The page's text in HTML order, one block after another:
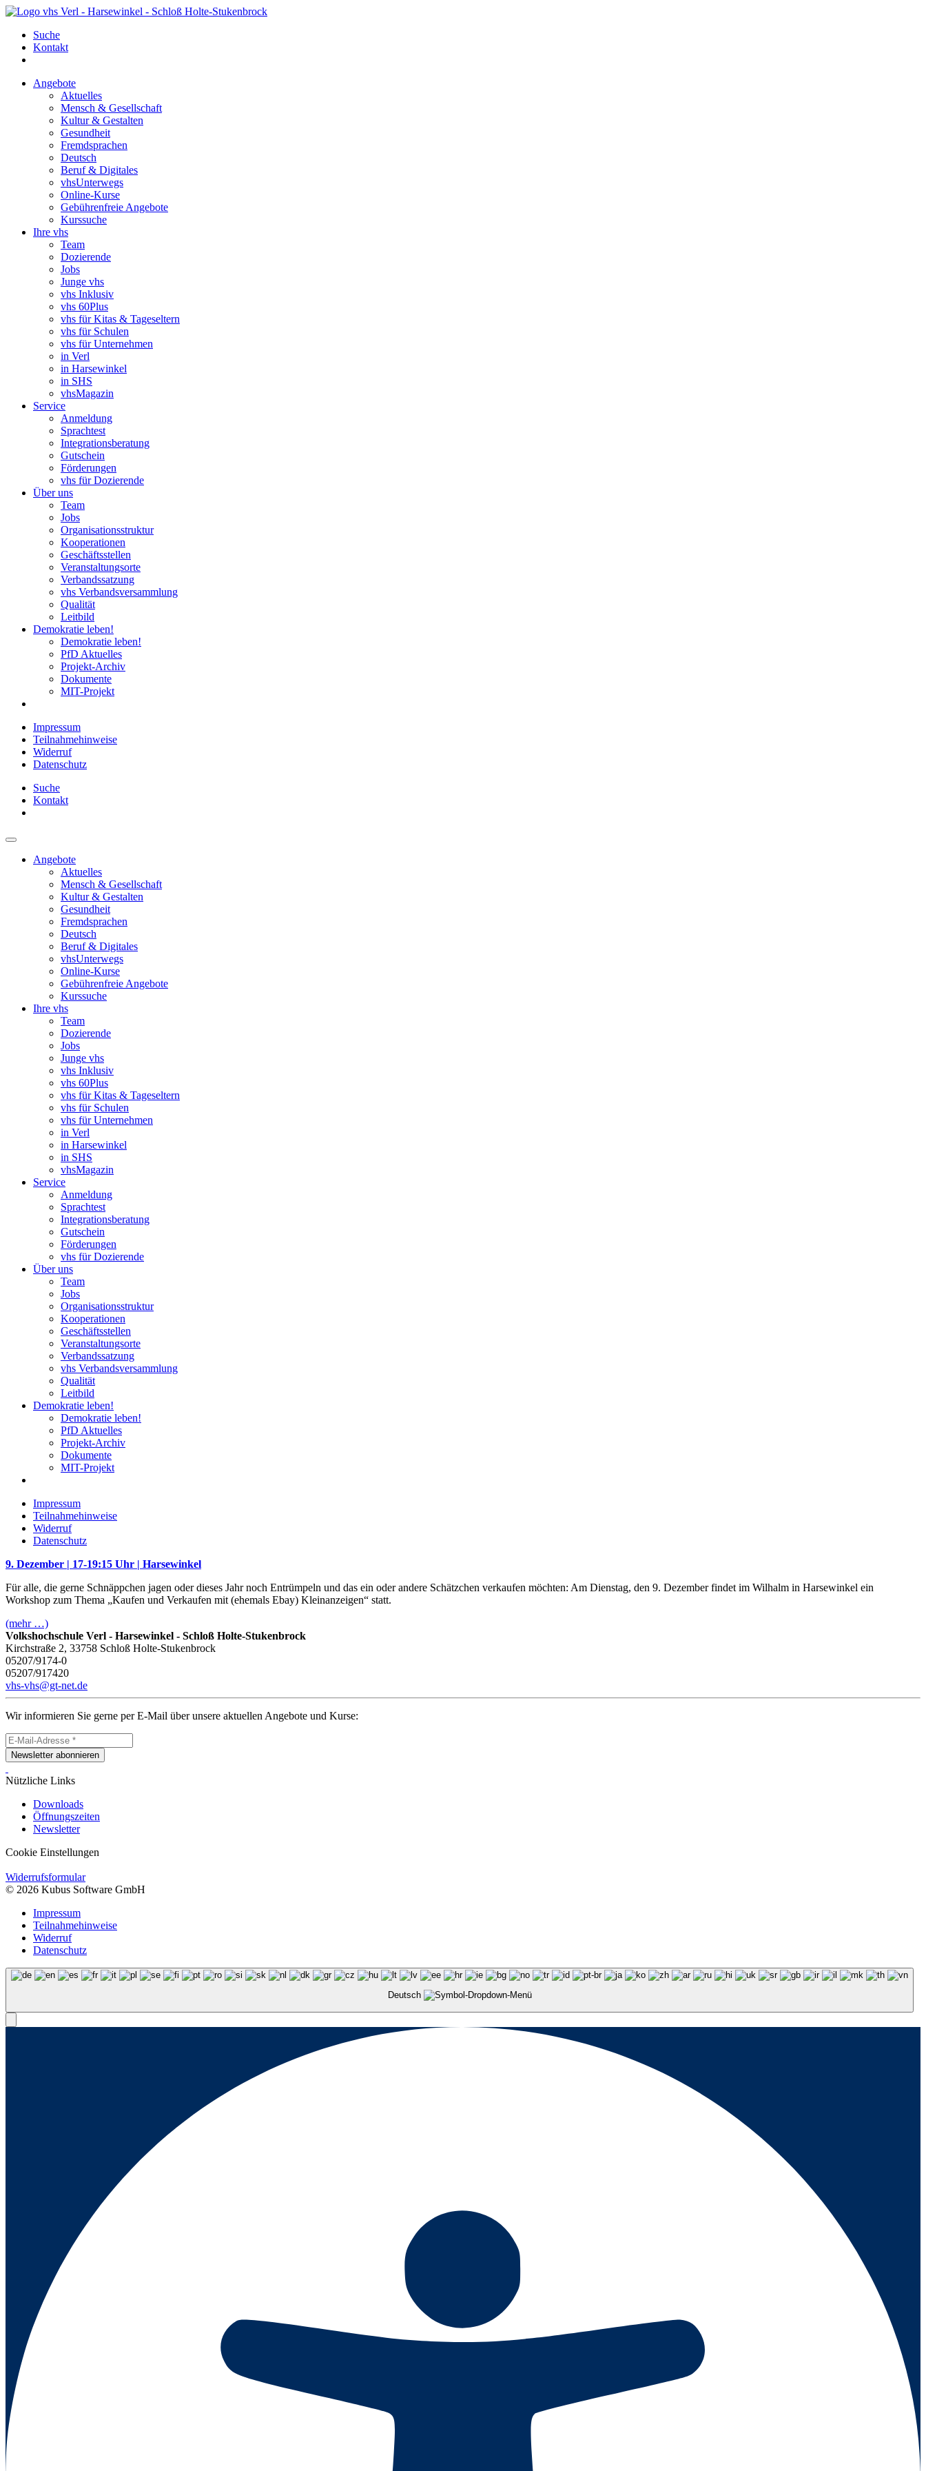
Suche
Kontakt
Angebote
Aktuelles
Mensch & Gesellschaft
Kultur & Gestalten
Gesundheit
Fremdsprachen
Deutsch
Beruf & Digitales
vhsUnterwegs
Online-Kurse
Gebührenfreie Angebote
Kurssuche
Ihre vhs
Team
Dozierende
Jobs
Junge vhs
vhs Inklusiv
vhs 60Plus
vhs für Kitas & Tageseltern
vhs für Schulen
vhs für Unternehmen
in Verl
in Harsewinkel
in SHS
vhsMagazin
Service
Anmeldung
Sprachtest
Integrationsberatung
Gutschein
Förderungen
vhs für Dozierende
Über uns
Team
Jobs
Organisationsstruktur
Kooperationen
Geschäftsstellen
Veranstaltungsorte
Verbandssatzung
vhs Verbandsversammlung
Qualität
Leitbild
Demokratie leben!
Demokratie leben!
PfD Aktuelles
Projekt-Archiv
Dokumente
MIT-Projekt
Impressum
Teilnahmehinweise
Widerruf
Datenschutz
Suche
Kontakt
Angebote
Aktuelles
Mensch & Gesellschaft
Kultur & Gestalten
Gesundheit
Fremdsprachen
Deutsch
Beruf & Digitales
vhsUnterwegs
Online-Kurse
Gebührenfreie Angebote
Kurssuche
Ihre vhs
Team
Dozierende
Jobs
Junge vhs
vhs Inklusiv
vhs 60Plus
vhs für Kitas & Tageseltern
vhs für Schulen
vhs für Unternehmen
in Verl
in Harsewinkel
in SHS
vhsMagazin
Service
Anmeldung
Sprachtest
Integrationsberatung
Gutschein
Förderungen
vhs für Dozierende
Über uns
Team
Jobs
Organisationsstruktur
Kooperationen
Geschäftsstellen
Veranstaltungsorte
Verbandssatzung
vhs Verbandsversammlung
Qualität
Leitbild
Demokratie leben!
Demokratie leben!
PfD Aktuelles
Projekt-Archiv
Dokumente
MIT-Projekt
Impressum
Teilnahmehinweise
Widerruf
Datenschutz
9. Dezember | 17-19:15 Uhr | Harsewinkel
Für alle, die gerne Schnäppchen jagen oder dieses Jahr noch Entrümpeln und das ein oder andere Schätzchen verkaufen möchten: Am Dienstag, den 9. Dezember findet im Wilhalm in Harsewinkel ein
Workshop zum Thema „Kaufen und Verkaufen mit (ehemals Ebay) Kleinanzeigen“ statt.
(mehr …)
Volkshochschule Verl - Harsewinkel - Schloß Holte-Stukenbrock
Kirchstraße 2, 33758 Schloß Holte-Stukenbrock
05207/9174-0
05207/917420
vhs-vhs@gt-net.de
Wir informieren Sie gerne per E-Mail über unsere aktuellen Angebote und Kurse:
Newsletter abonnieren
Nützliche Links
Downloads
Öffnungszeiten
Newsletter
Cookie Einstellungen
Widerrufsformular
© 2026 Kubus Software GmbH
Impressum
Teilnahmehinweise
Widerruf
Datenschutz
Deutsch